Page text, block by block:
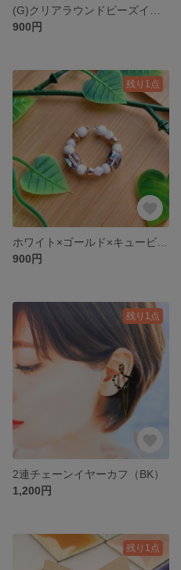
900円
残り1点
900円
残り1点
2連チェーンイヤーカフ（BK）
1,200円
残り1点